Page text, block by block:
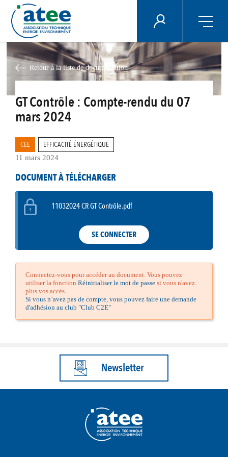
au
contenu
principal
ÉNERGIE PLUS
Retour à la liste de documentation
GT Contrôle : Compte-rendu du 07
mars 2024
CEE EFFICACITÉ ÉNERGÉTIQUE
11 mars 2024
DOCUMENT À TÉLÉCHARGER
11032024 CR GT Contrôle.pdf
SE CONNECTER
Connectez-vous pour accéder au document. Vous pouvez
utiliser la fonction Réinitialiser le mot de passesi vous n'avez
plus vos accès.
Si vous n’avez pas de compte, vous pouvez faire une demande
d'adhésion au club "Club C2E"
Newsletter
Panneau de gestion des cookies